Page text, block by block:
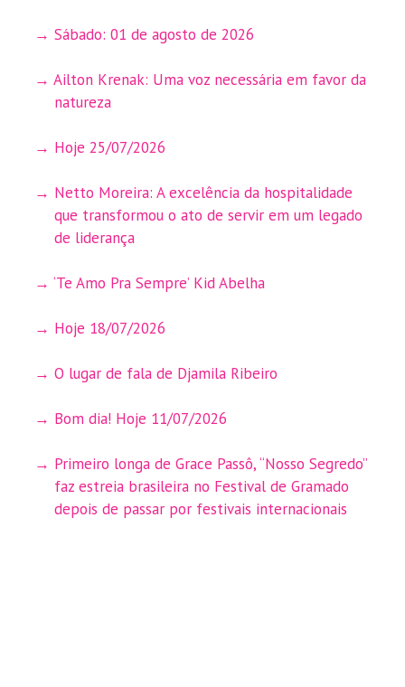
Sábado: 01 de agosto de 2026
Ailton Krenak: Uma voz necessária em favor da
natureza
Hoje 25/07/2026
Netto Moreira: A excelência da hospitalidade
que transformou o ato de servir em um legado
de liderança
‘Te Amo Pra Sempre’ Kid Abelha
Hoje 18/07/2026
O lugar de fala de Djamila Ribeiro
Bom dia! Hoje 11/07/2026
Primeiro longa de Grace Passô, “Nosso Segredo”
faz estreia brasileira no Festival de Gramado
depois de passar por festivais internacionais